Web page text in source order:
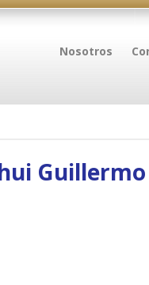
Nosotros
Guillermo